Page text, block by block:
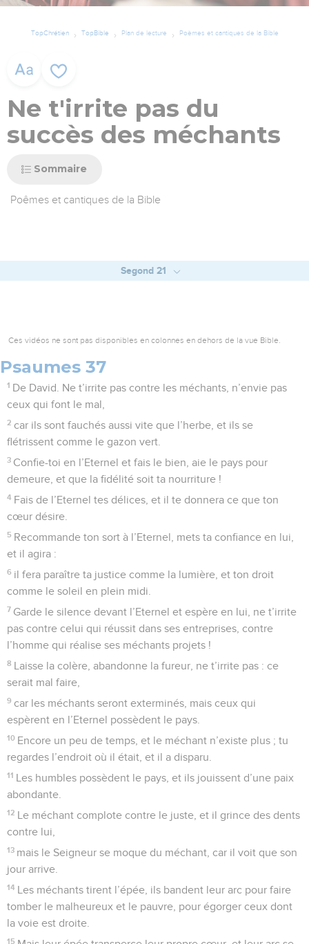
TopChrétien TopBible Plan de lecture Poèmes et cantiques de la Bible
Ne t'irrite pas du
succès des méchants
Sommaire
Poêmes et cantiques de la Bible
Segond 21
Ces vidéos ne sont pas disponibles en colonnes en dehors de la vue Bible.
Psaumes 37
1 De David. Ne t’irrite pas contre les méchants, n’envie pas
ceux qui font le mal,
2 car ils sont fauchés aussi vite que l’herbe, et ils se
flétrissent comme le gazon vert.
3 Confie-toi en l’Eternel et fais le bien, aie le pays pour
demeure, et que la fidélité soit ta nourriture !
4 Fais de l’Eternel tes délices, et il te donnera ce que ton
cœur désire.
5 Recommande ton sort à l’Eternel, mets ta confiance en lui,
et il agira :
6 il fera paraître ta justice comme la lumière, et ton droit
comme le soleil en plein midi.
7 Garde le silence devant l’Eternel et espère en lui, ne t’irrite
pas contre celui qui réussit dans ses entreprises, contre
l’homme qui réalise ses méchants projets !
8 Laisse la colère, abandonne la fureur, ne t’irrite pas : ce
serait mal faire,
9 car les méchants seront exterminés, mais ceux qui
espèrent en l’Eternel possèdent le pays.
10 Encore un peu de temps, et le méchant n’existe plus ; tu
regardes l’endroit où il était, et il a disparu.
11 Les humbles possèdent le pays, et ils jouissent d’une paix
abondante.
12 Le méchant complote contre le juste, et il grince des dents
contre lui,
13 mais le Seigneur se moque du méchant, car il voit que son
jour arrive.
14 Les méchants tirent l’épée, ils bandent leur arc pour faire
tomber le malheureux et le pauvre, pour égorger ceux dont
la voie est droite.
15